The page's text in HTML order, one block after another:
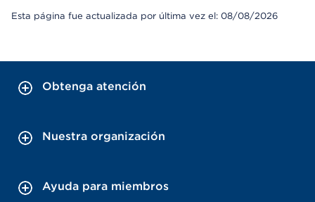
Esta página fue actualizada por última vez el: 08/08/2026
Obtenga atención
Nuestra organización
Ayuda para miembros